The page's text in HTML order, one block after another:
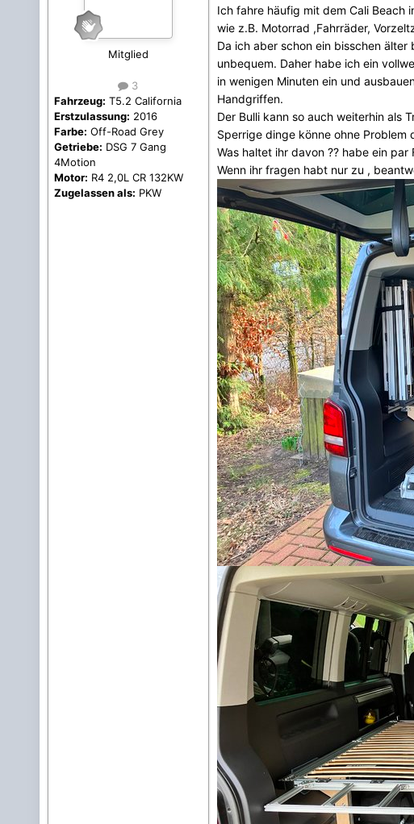
Mitglied
3
Fahrzeug: T5.2 California
Erstzulassung: 2016
Farbe: Off-Road Grey
Getriebe: DSG 7 Gang
4Motion
Motor: R4 2,0L CR 132KW
Zugelassen als: PKW
Ich fahre häufig mit dem Cali Beach
wie z.B. Motorrad ,Fahrräder,
Da ich aber schon ein bisschen
unbequem. Daher habe ich ein
in wenigen Minuten ein und
Handgriffen.
Der Bulli kann so auch weiterhin als
Sperrige dinge könne ohne
Was haltet ihr davon ?? habe ein par
Wenn ihr fragen habt nur zu ,